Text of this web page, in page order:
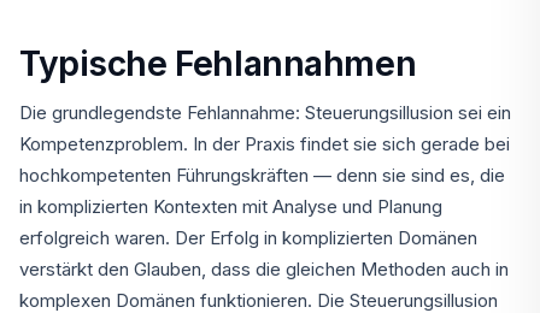
Typische Fehlannahmen
Die grundlegendste Fehlannahme: Steuerungsillusion sei ein
Kompetenzproblem. In der Praxis findet sie sich gerade bei
hochkompetenten Führungskräften — denn sie sind es, die
in komplizierten Kontexten mit Analyse und Planung
erfolgreich waren. Der Erfolg in komplizierten Domänen
verstärkt den Glauben, dass die gleichen Methoden auch in
komplexen Domänen funktionieren. Die Steuerungsillusion